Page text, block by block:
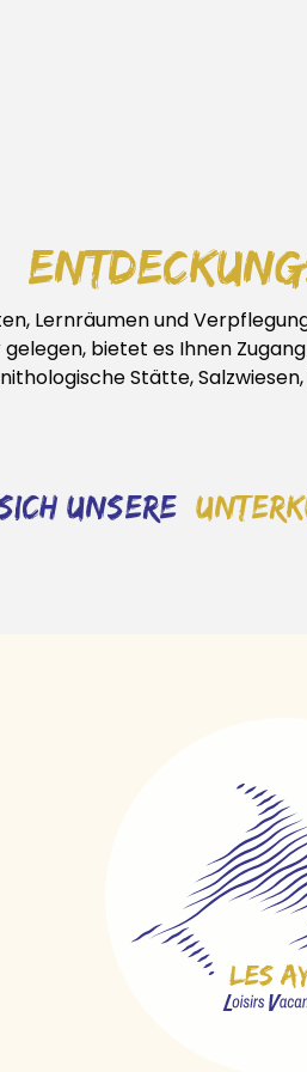
Lernräumen und
bietet es Ihnen
Stätte,
unsere